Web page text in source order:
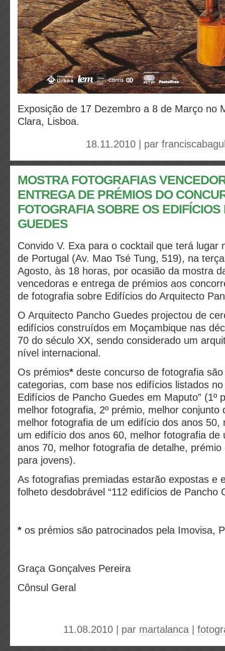
Exposição de 17 Dezembro a 8 de Março no
Clara, Lisboa.
18.11.2010 | par
MOSTRA FOTOGRAFIAS
ENTREGA DE PRÉMIOS DO
FOTOGRAFIA SOBRE OS EDIFÍCIOS
GUEDES
Convido V. Exa para o cocktail que terá lugar
de Portugal (Av. Mao Tsé Tung, 519), na
Agosto, às 18 horas, por ocasião da mostra
vencedoras e entrega de prémios aos
de fotografia sobre Edifícios do Arquitecto
O Arquitecto Pancho Guedes projectou de
edifícios construídos em Moçambique nas
70 do século XX, sendo considerado um
nível internacional.
Os prémios* deste concurso de fotografia
categorias, com base nos edifícios listados no
Edifícios de Pancho Guedes em Maputo” (1º
melhor fotografia, 2º prémio, melhor conjunto
melhor fotografia de um edifício dos anos 50,
um edifício dos anos 60, melhor fotografia de
anos 70, melhor fotografia de detalhe, prémio
para jovens).
As fotografias premiadas estarão expostas e
folheto desdobrável “112 edifícios de Pancho
* os prémios são patrocinados pela Imovisa,
Graça Gonçalves Pereira
Cônsul Geral
11.08.2010 | par martalanca